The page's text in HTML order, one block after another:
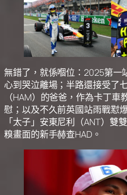
無錯了，就係嗰位：2025第一
心到哭泣離場；半路還接受了
（HAM）的爸爸，作為卡丁
慰；以及不久前英國站雨戰懟
「太子」安東尼利（ANT）雙
糗畫面的新手赫查HAD。